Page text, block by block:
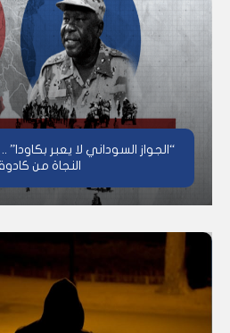
“الجواز السوداني لا يعبر
النجاة من